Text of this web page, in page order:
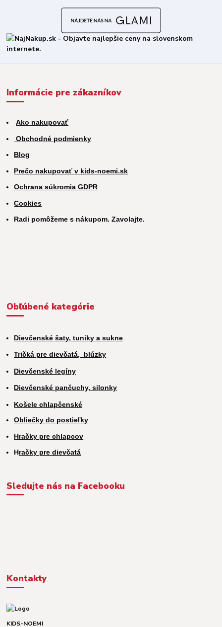
Informácie pre zákazníkov
Ako nakupovať
Obchodné podmienky
Blog
Prečo nakupovať v kids-noemi.sk
Ochrana súkromia GDPR
Cookies
Radi pomôžeme s nákupom. Zavolajte.
Obľúbené kategórie
Dievčenské šaty, tuniky a sukne
Tričká pre dievčatá, blúzky
Dievčenské legíny
Dievčenské pančuchy, silonky
Košele chlapčenské
Obliečky do postieľky
Hračky pre chlapcov
Hračky pre dievčatá
Sledujte nás na Facebooku
Kontakty
KIDS-NOEMI